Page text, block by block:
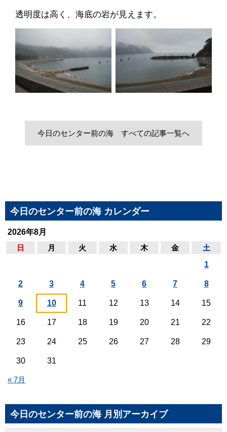
透明度は高く、海底の岩が見えます。
今日のセンター前の海 すべての記事一覧へ
今日のセンター前の海 カレンダー
2026年8月
日
月 火 水 木 金 土
« 7月
1
2 3 4 5 6 7 8
9 10 11 12 13 14 15
16 17 18 19 20 21 22
23 24 25 26 27 28 29
30 31
今日のセンター前の海 月別アーカイブ